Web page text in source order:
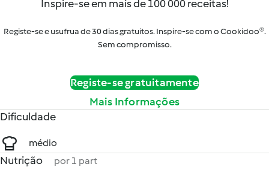
Inspire-se em mais de 100 000 receitas!
Registe-se e usufrua de 30 dias gratuitos. Inspire-se com o Cookidoo®.
Sem compromisso.
Registe-se gratuitamente
Mais Informações
Dificuldade
médio
Nutrição por 1 part